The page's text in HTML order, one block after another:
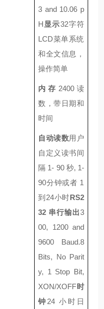
3 and 10.06 p
H显示32字符
LCD菜单系统
和全文信息，
操作简单
内存 2400读
数，带日期和
时间
自动读数用户
自定义读书间
隔 1- 90 秒, 1-
90分钟或者 1
到 24小时RS2
32 串行输出3
00, 1200 and
9600 Baud.8
Bits, No Parit
y, 1 Stop Bit,
XON/XOFF时
钟 24 小时日